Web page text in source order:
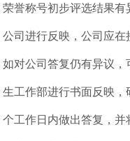
荣誉称号初步评选结果
公司进行反映，公司应在
如对公司答复仍有异议
生工作部进行书面反映
个工作日内做出答复，